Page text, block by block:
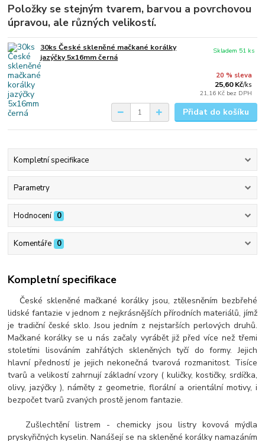
Položky se stejným tvarem, barvou a povrchovou
úpravou, ale různých velikostí.
30ks České skleněné mačkané korálky
jazýčky 5x16mm černá
20 % sleva
25,60 Kč/ks
21,16 Kč bez DPH
Skladem 51 ks
Přidat do košíku
Kompletní specifikace
Parametry
Hodnocení 0
Komentáře 0
Kompletní specifikace
České skleněné mačkané korálky jsou, ztělesněním bezbřehé
lidské fantazie v jednom z nejkrásnějších přírodních materiálů, jímž
je tradiční české sklo. Jsou jedním z nejstarších perlových druhů.
Mačkané korálky se u nás začaly vyrábět již před více než třemi
stoletími lisováním zahřátých skleněných tyčí do formy. Jejich
hlavní předností je jejich nekonečná tvarová rozmanitost. Tisíce
tvarů a velikostí zahrnují základní vzory ( kuličky, kostičky, srdíčka,
olivy, jazýčky ), náměty z geometrie, florální a orientální motivy, i
bezpočet tvarů zvaných prostě jenom fantazie.
Zušlechtění listrem - chemicky jsou listry kovová mýdla
pryskyřičných kyselin. Nanášejí se na skleněné korálky namazáním